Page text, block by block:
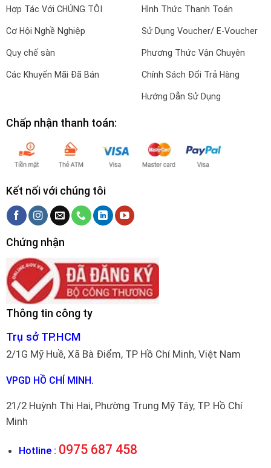
Hợp Tác Với CHÚNG TÔI
Cơ Hội Nghề Nghiệp
Quy chế sàn
Các Khuyến Mãi Đã Bán
Hình Thức Thanh Toán
Sử Dụng Voucher/ E-Voucher
Phương Thức Vận Chuyên
Chính Sách Đổi Trả Hàng
Hướng Dẫn Sử Dụng
Chấp nhận thanh toán:
Kết nối với chúng tôi
Chứng nhận
Thông tin công ty
Trụ sở TP.HCM
2/1G Mỹ Huề, Xã Bà Điểm, TP Hồ Chí Minh, Việt Nam
VPGD HỒ CHÍ MINH.
21/2 Huỳnh Thị Hai, Phường Trung Mỹ Tây, TP. Hồ Chí
Minh
Hotline : 0975 687 458